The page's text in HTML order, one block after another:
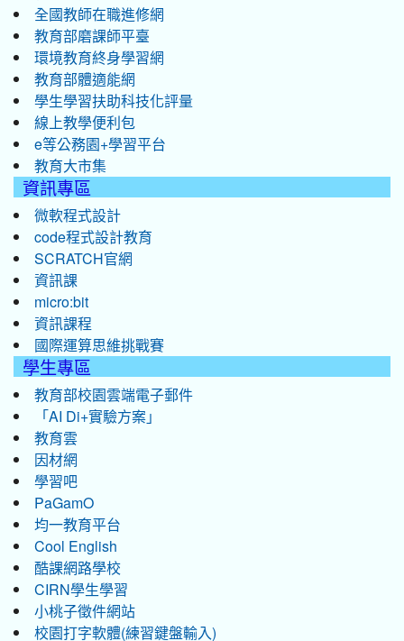
全國教師在職進修網
教育部磨課師平臺
環境教育終身學習網
教育部體適能網
學生學習扶助科技化評量
線上教學便利包
e等公務園+學習平台
教育大市集
資訊專區
微軟程式設計
code程式設計教育
SCRATCH官網
資訊課
micro:bit
資訊課程
國際運算思維挑戰賽
學生專區
教育部校園雲端電子郵件
「AI Di+實驗方案」
教育雲
因材網
學習吧
PaGamO
均一教育平台
Cool English
酷課網路學校
CIRN學生學習
小桃子徵件網站
校園打字軟體(練習鍵盤輸入)